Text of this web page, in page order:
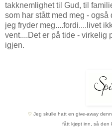
takknemlighet til Gud, til
som har stått med meg -
jeg fryder meg....fordi....livet
vent....Det er på tide - virkelig
igjen.
♡ Jeg skulle hatt en give-away
fått kjøpt inn, så den